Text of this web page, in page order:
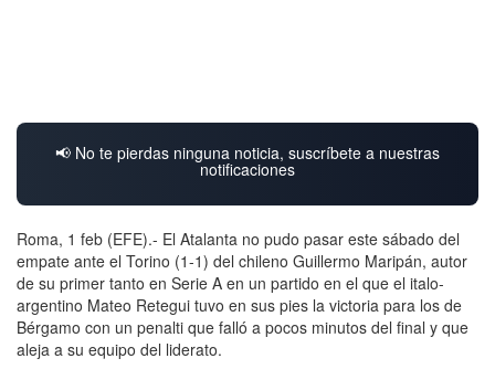
📢 No te pierdas ninguna noticia, suscríbete a nuestras
notificaciones
Roma, 1 feb (EFE).- El Atalanta no pudo pasar este sábado del
empate ante el Torino (1-1) del chileno Guillermo Maripán, autor
de su primer tanto en Serie A en un partido en el que el italo-
argentino Mateo Retegui tuvo en sus pies la victoria para los de
Bérgamo con un penalti que falló a pocos minutos del final y que
aleja a su equipo del liderato.